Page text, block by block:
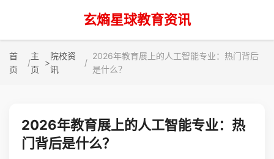
玄熵星球教育资讯
首
页
主
页
>
院校资
讯
2026年教育展上的人工智能专业：热门背后
是什么？
2026年教育展上的人工智能专业：热
门背后是什么？